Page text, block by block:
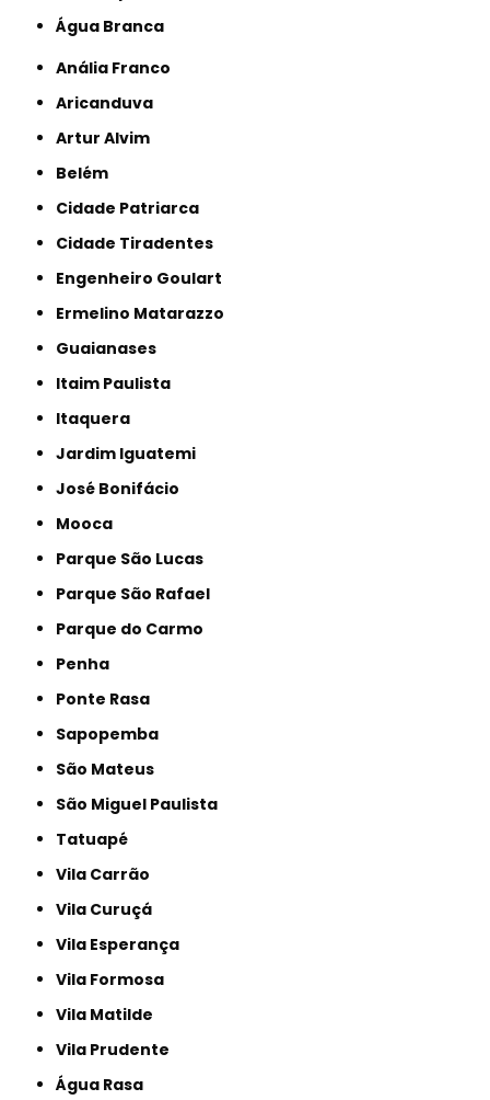
Água Branca
Anália Franco
Aricanduva
Artur Alvim
Belém
Cidade Patriarca
Cidade Tiradentes
Engenheiro Goulart
Ermelino Matarazzo
Guaianases
Itaim Paulista
Itaquera
Jardim Iguatemi
José Bonifácio
Mooca
Parque São Lucas
Parque São Rafael
Parque do Carmo
Penha
Ponte Rasa
Sapopemba
São Mateus
São Miguel Paulista
Tatuapé
Vila Carrão
Vila Curuçá
Vila Esperança
Vila Formosa
Vila Matilde
Vila Prudente
Água Rasa